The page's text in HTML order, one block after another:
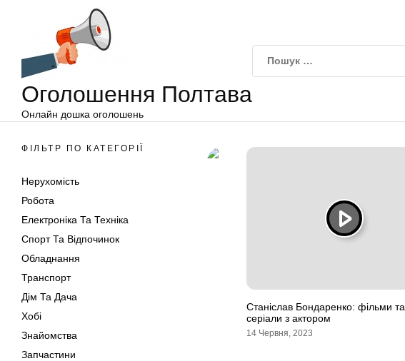
Оголошення Полтава
Онлайн дошка оголошень
ФІЛЬТР ПО КАТЕГОРІЇ
Нерухомість
Робота
Електроніка Та Техніка
Спорт Та Відпочинок
Обладнання
Транспорт
Дім Та Дача
Хобі
Знайомства
Запчастини
Станіслав Бондаренко: фільми та
серіали з актором
14 Червня, 2023